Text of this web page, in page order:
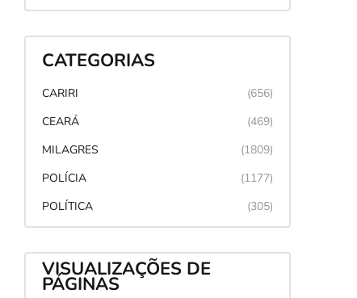
CATEGORIAS
CARIRI
(656)
CEARÁ
(469)
MILAGRES
(1809)
POLÍCIA
(1177)
POLÍTICA
(305)
VISUALIZAÇÕES DE
PÁGINAS